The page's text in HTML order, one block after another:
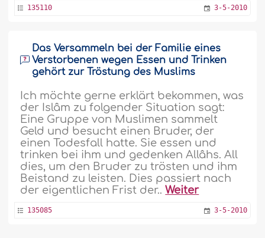
135110 3-5-2010
Das Versammeln bei der Familie eines
Verstorbenen wegen Essen und Trinken
gehört zur Tröstung des Muslims
Ich möchte gerne erklärt bekommen, was
der Islâm zu folgender Situation sagt:
Eine Gruppe von Muslimen sammelt
Geld und besucht einen Bruder, der
einen Todesfall hatte. Sie essen und
trinken bei ihm und gedenken Allâhs. All
dies, um den Bruder zu trösten und ihm
Beistand zu leisten. Dies passiert nach
der eigentlichen Frist der..Weiter
135085 3-5-2010